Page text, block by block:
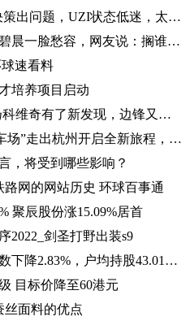
EDG输给TT，分开打大龙决策出问题，UZI状态低迷，太难玩了
华晨宇两次做亲子鉴定，张碧晨一脸愁容，网友说：搁谁都会不开心|焦点热文
球速看料
培养项目启动
一场1-0让国足迎来喜讯，扬科维奇有了新发现，边锋又添一位猛将|世界热讯
焦点简讯:潮新闻“小伢儿停车场”走出杭州开启全新旅程，在台州10个青少年宫正式上线
，将受到哪些影响？
网的网站历史 环球百事通
聚辰股份涨15.09%居首
2022_剑圣打野出装s9
当前速看：甘源食品股东户数下降2.83%，户均持股43.01万元
目标价降至60港元
丝面料的优点